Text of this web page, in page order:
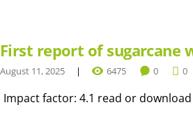
First report of sugarcane
August 11, 2025 6475 0 0
Impact factor: 4.1 read or download